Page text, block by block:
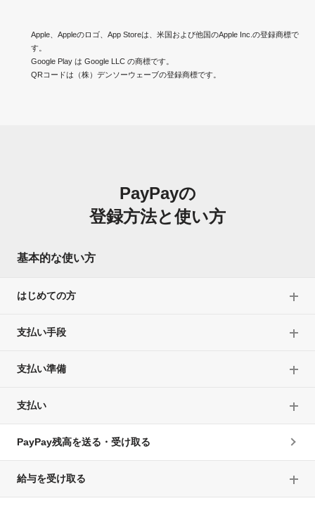
Apple、Appleのロゴ、App Storeは、米国および他国のApple Inc.の登録商標で
す。
Google Play は Google LLC の商標です。
QRコードは（株）デンソーウェーブの登録商標です。
PayPayの
登録方法と使い方
基本的な使い方
はじめての方
支払い手段
支払い準備
支払い
PayPay残高を送る・受け取る
給与を受け取る